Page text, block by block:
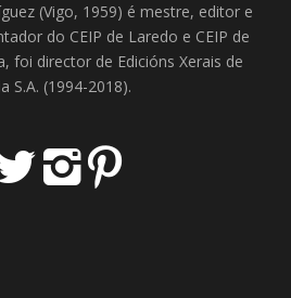
(Vigo, 1959) é mestre, editor e
do CEIP de Laredo e CEIP de
foi director de Edicións Xerais de
S.A. (1994-2018).